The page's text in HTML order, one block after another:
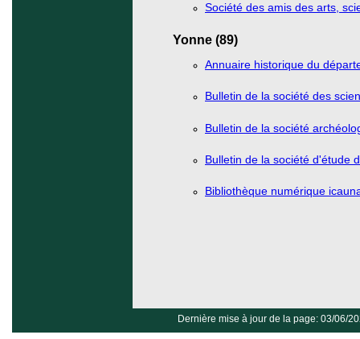
Société des amis des arts,
Yonne (89)
Annuaire historique du
Bulletin de la société des
Bulletin de la société
Bulletin de la société d'étude
Bibliothèque numérique
Dernière mise à jour de la page: 03/06/